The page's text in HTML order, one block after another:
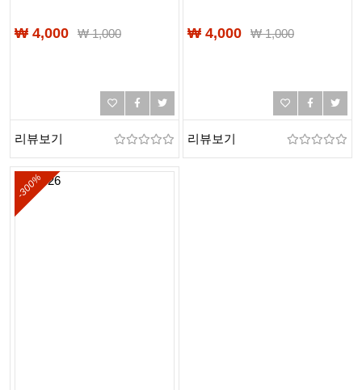
₩ 4,000 ₩1,000
리뷰보기
₩ 4,000 ₩1,000
리뷰보기
-300%